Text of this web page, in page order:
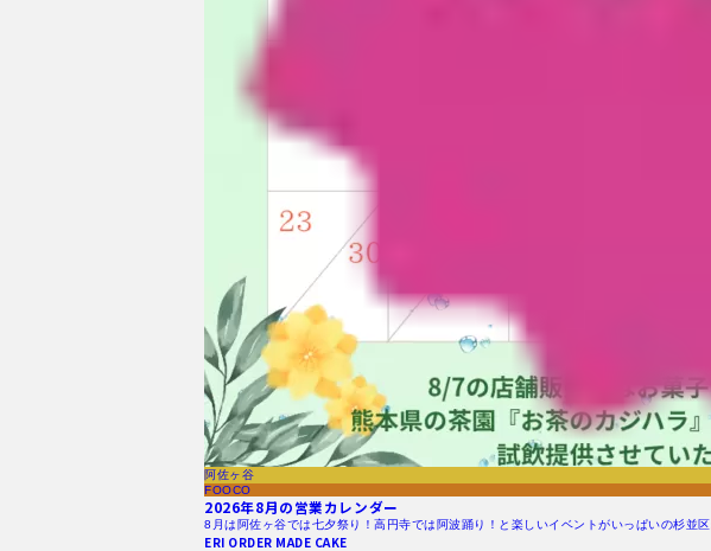
阿佐ヶ谷
FOOCO
2026年8月の営業カレンダー
8月は阿佐ヶ谷では七夕祭り！高円寺では阿波踊り！と楽しいイベントがいっぱいの杉並区
ERI ORDER MADE CAKE